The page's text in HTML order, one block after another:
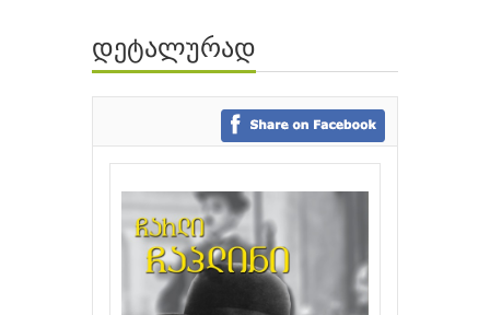
ავტორები
გამომცემლობები
დეტალურად